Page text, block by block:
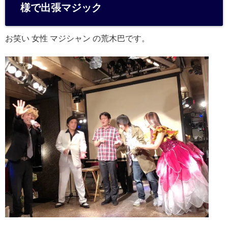
a
様で出張マジック
お笑い 女性 マジシャン の荒木巴です。